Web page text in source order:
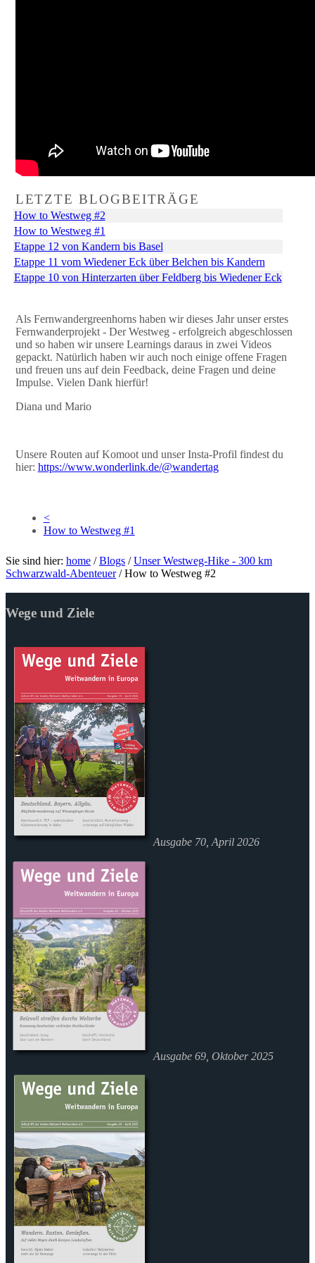
LETZTE BLOGBEITRÄGE
How to Westweg #2
How to Westweg #1
Etappe 12 von Kandern bis Basel
Etappe 11 vom Wiedener Eck über Belchen bis Kandern
Etappe 10 von Hinterzarten über Feldberg bis Wiedener Eck
Als Fernwandergreenhorns haben wir dieses Jahr unser erstes
Fernwanderprojekt - Der Westweg - erfolgreich abgeschlossen
und so haben wir unsere Learnings daraus in zwei Videos
gepackt. Natürlich haben wir auch noch einige offene Fragen
und freuen uns auf dein Feedback, deine Fragen und deine
Impulse. Vielen Dank hierfür!
Diana und Mario
Unsere Routen auf Komoot und unser Insta-Profil findest du
hier: https://www.wonderlink.de/@wandertag
<
How to Westweg #1
Sie sind hier: home /Blogs /Unser Westweg-Hike - 300 km
Schwarzwald-Abenteuer/How to Westweg #2
Wege und Ziele
Ausgabe 70, April 2026
Ausgabe 69, Oktober 2025